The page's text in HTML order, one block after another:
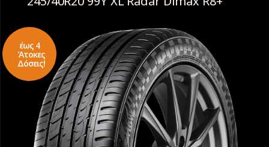
έως 4
Άτοκες
Δόσεις!